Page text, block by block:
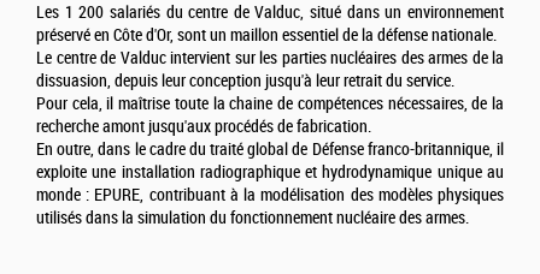
Les 1 200 salariés du centre de Valduc, situé dans un environnement
préservé en Côte d'Or, sont un maillon essentiel de la défense nationale.
Le centre de Valduc intervient sur les parties nucléaires des armes de la
dissuasion, depuis leur conception jusqu'à leur retrait du service.
Pour cela, il maîtrise toute la chaine de compétences nécessaires, de la
recherche amont jusqu'aux procédés de fabrication.
En outre, dans le cadre du traité global de Défense franco-britannique, il
exploite une installation radiographique et hydrodynamique unique au
monde : EPURE, contribuant à la modélisation des modèles physiques
utilisés dans la simulation du fonctionnement nucléaire des armes.